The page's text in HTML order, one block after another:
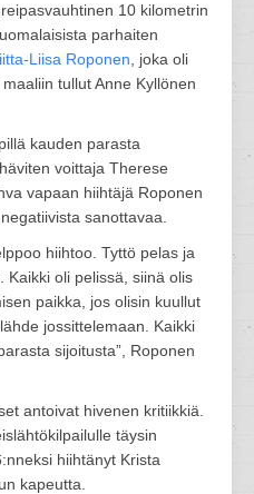
10 kilometrin
parhaiten
Liisa Roponen , joka oli
tullut Anne Kyllönen
kauden parasta
voittaja Therese
vapaan hiihtäjä Roponen
sanottavaa.
hiihtoo. Tyttö pelas ja
Kaikki oli pelissä, siinä olis
paikka, jos olisin kuullut
jossittelemaan. Kaikki
sijoitusta”, Roponen
antoivat hivenen kritiikkiä.
täysin
hiihtänyt Krista
kapeutta.